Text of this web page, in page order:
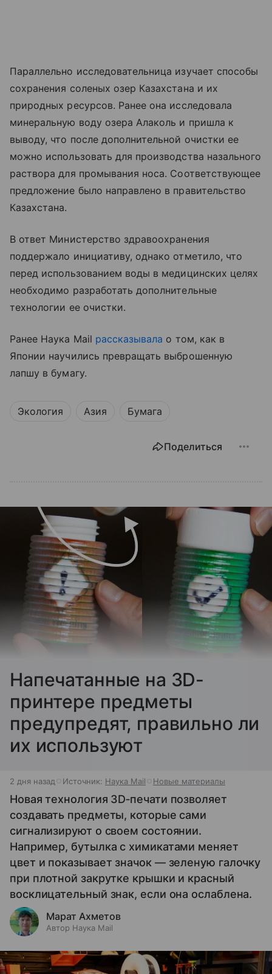
Параллельно исследовательница изучает способы
сохранения соленых озер Казахстана и их
природных ресурсов. Ранее она исследовала
минеральную воду озера Алаколь и пришла к
выводу, что после дополнительной очистки ее
можно использовать для производства назального
раствора для промывания носа. Соответствующее
предложение было направлено в правительство
Казахстана.
В ответ Министерство здравоохранения
поддержало инициативу, однако отметило, что
перед использованием воды в медицинских целях
необходимо разработать дополнительные
технологии ее очистки.
Ранее Наука Mail рассказывала о том, как в
Японии научились превращать выброшенную
лапшу в бумагу.
Экология Азия Бумага
Поделиться
Напечатанные на 3D-
принтере предметы
предупредят, правильно ли
их используют
2 дня назад Источник: Наука Mail Новые материалы
Новая технология 3D‑печати позволяет
создавать предметы, которые сами
сигнализируют о своем состоянии.
Например, бутылка с химикатами меняет
цвет и показывает значок — зеленую галочку
при плотной закрутке крышки и красный
восклицательный знак, если она ослаблена.
Марат Ахметов
Автор Наука Mail